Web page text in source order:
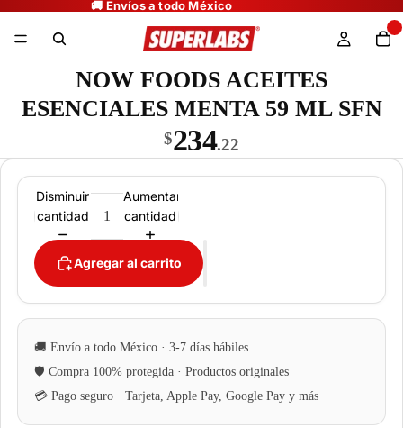
NOW FOODS ACEITES
ESENCIALES MENTA 59 ML SFN
$234.22
Disminuir
cantidad
Aumentar
cantidad
Agregar al carrito